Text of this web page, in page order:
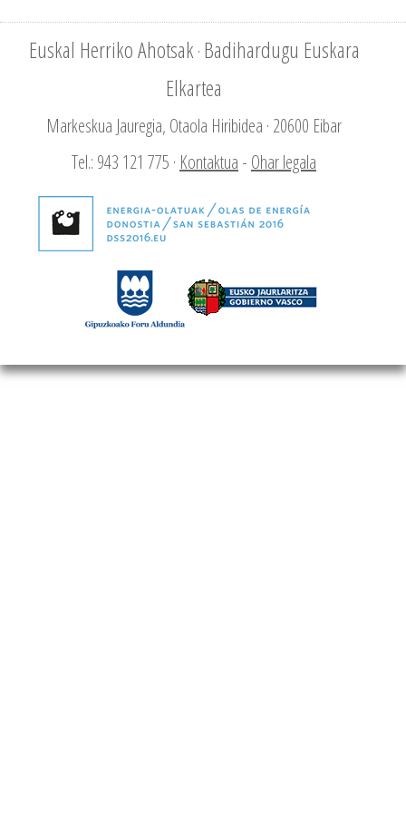
Euskal Herriko Ahotsak · Badihardugu Euskara
Elkartea
Markeskua Jauregia, Otaola Hiribidea · 20600 Eibar
Tel.: 943 121 775 · Kontaktua - Ohar legala